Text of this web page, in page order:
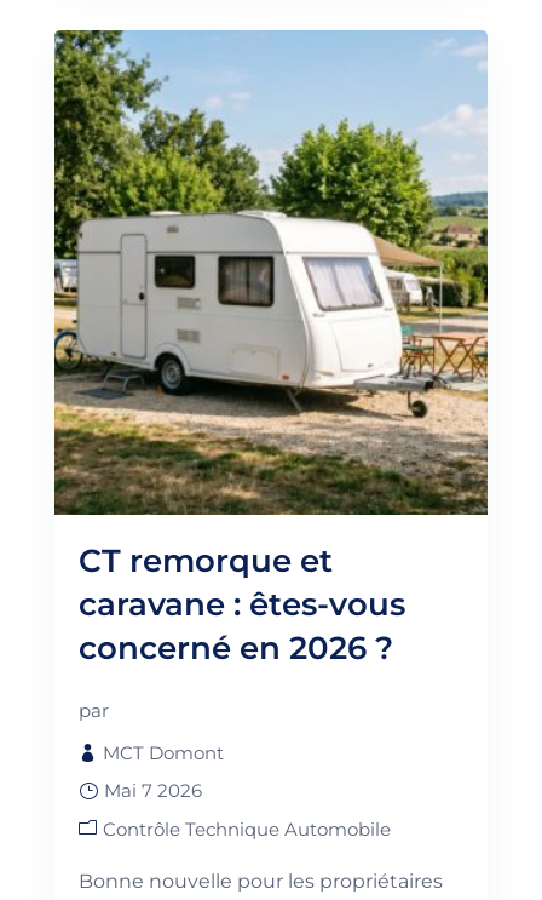
CT remorque et
caravane : êtes-vous
concerné en 2026 ?
par
MCT Domont
Mai 7 2026
Contrôle Technique Automobile
Bonne nouvelle pour les propriétaires